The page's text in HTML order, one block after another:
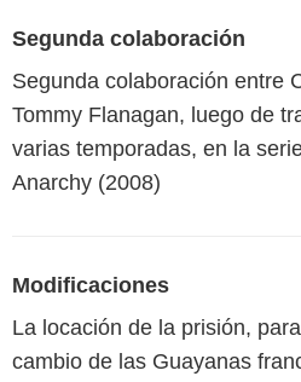
Segunda colaboración
Segunda colaboración entre
Tommy Flanagan, luego de
varias temporadas, en la
Anarchy (2008)
Modificaciones
La locación de la prisión,
cambio de las Guayanas